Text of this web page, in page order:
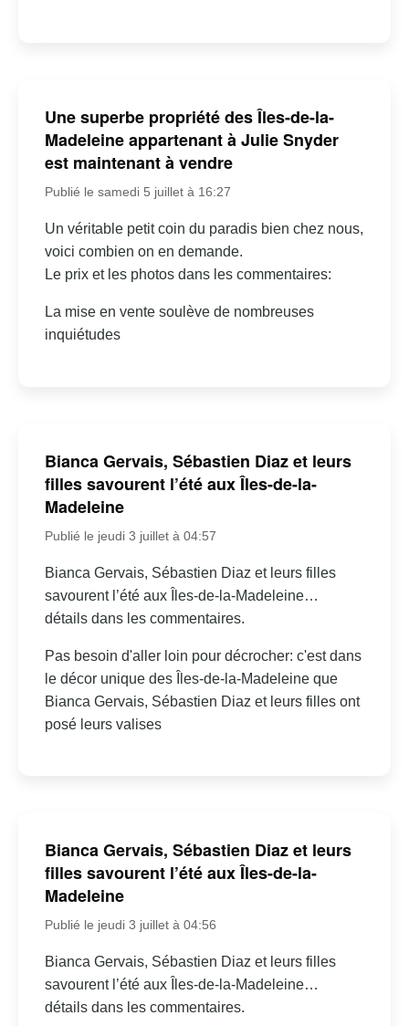
Une superbe propriété des Îles-de-la-
Madeleine appartenant à Julie Snyder
est maintenant à vendre
Publié le samedi 5 juillet à 16:27
Un véritable petit coin du paradis bien chez nous,
voici combien on en demande.
Le prix et les photos dans les commentaires:
La mise en vente soulève de nombreuses
inquiétudes
Bianca Gervais, Sébastien Diaz et leurs
filles savourent l’été aux Îles-de-la-
Madeleine
Publié le jeudi 3 juillet à 04:57
Bianca Gervais, Sébastien Diaz et leurs filles
savourent l’été aux Îles-de-la-Madeleine…
détails dans les commentaires.
Pas besoin d'aller loin pour décrocher: c'est dans
le décor unique des Îles-de-la-Madeleine que
Bianca Gervais, Sébastien Diaz et leurs filles ont
posé leurs valises
Bianca Gervais, Sébastien Diaz et leurs
filles savourent l’été aux Îles-de-la-
Madeleine
Publié le jeudi 3 juillet à 04:56
Bianca Gervais, Sébastien Diaz et leurs filles
savourent l’été aux Îles-de-la-Madeleine…
détails dans les commentaires.